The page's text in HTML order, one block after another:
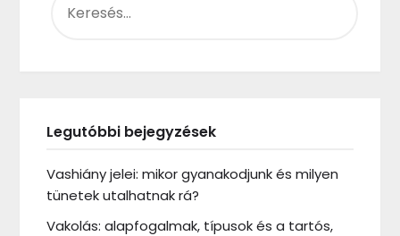
Legutóbbi bejegyzések
Vashiány jelei: mikor gyanakodjunk és milyen
tünetek utalhatnak rá?
Vakolás: alapfogalmak, típusok és a tartós,